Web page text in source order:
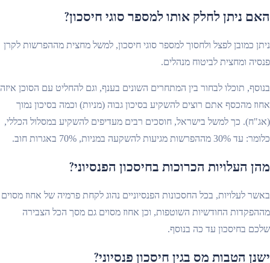
האם ניתן לחלק אותו למספר סוגי חיסכון?
ניתן כמובן לפצל ולחסוך למספר סוגי חיסכון, למשל מחצית מההפרשות לקרן
פנסיה ומחצית לביטוח מנהלים.
בנוסף, תוכלו לבחור בין המתחרים השונים בענף, וגם להחליט עם הסוכן איזה
אחוז מהכסף אתם רוצים להשקיע בסיכון גבוה (מניות) וכמה בסיכון נמוך
(אג"ח). כך למשל בישראל, חוסכים רבים מעדיפים להשקיע במסלול הכללי,
כלומר: עד 30% מההפרשות מגיעות להשקעה במניות, 70% באגרות חוב.
מהן העלויות הכרוכות בחיסכון הפנסיוני?
באשר לעלויות, בכל החסכונות הפנסיוניים נהוג לקחת פרמיה של אחוז מסוים
מההפקדות החודשיות השוטפות, וכן אחוז מסוים גם מסך הכל הצבירה
שלכם בחיסכון עד כה בנוסף.
ישנן הטבות מס בגין חיסכון פנסיוני?